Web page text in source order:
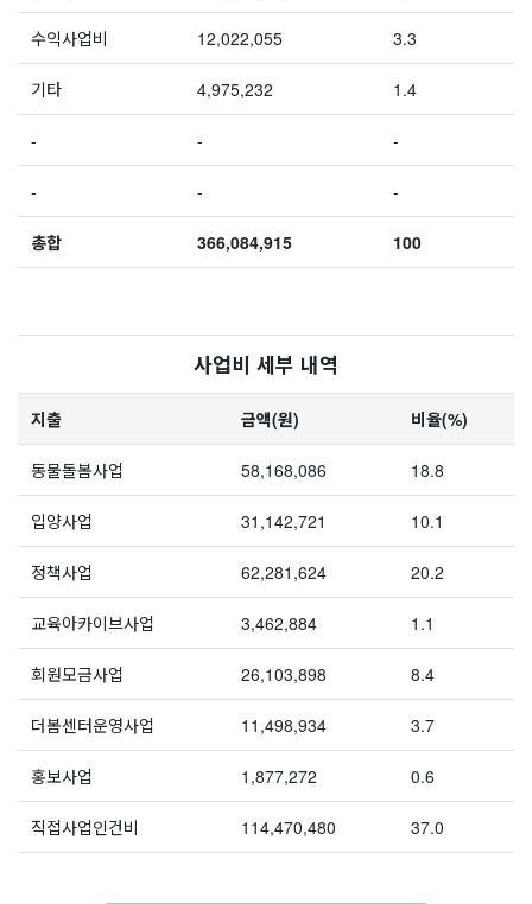
수익사업비 12,022,055 3.3
기타 4,975,232 1.4
- - -
- - -
총합 366,084,915 100
사업비 세부 내역
지출 금액(원) 비율(%)
동물돌봄사업 58,168,086 18.8
입양사업 31,142,721 10.1
정책사업 62,281,624 20.2
교육아카이브사업 3,462,884 1.1
회원모금사업 26,103,898 8.4
더봄센터운영사업 11,498,934 3.7
홍보사업 1,877,272 0.6
직접사업인건비 114,470,480 37.0